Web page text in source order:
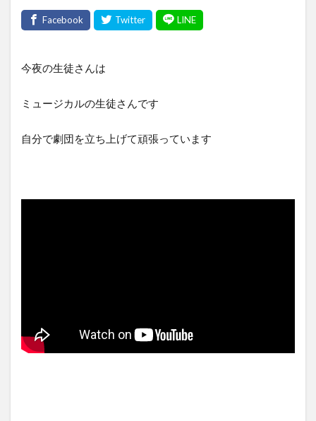
今夜の生徒さんは
ミュージカルの生徒さんです
自分で劇団を立ち上げて頑張っています